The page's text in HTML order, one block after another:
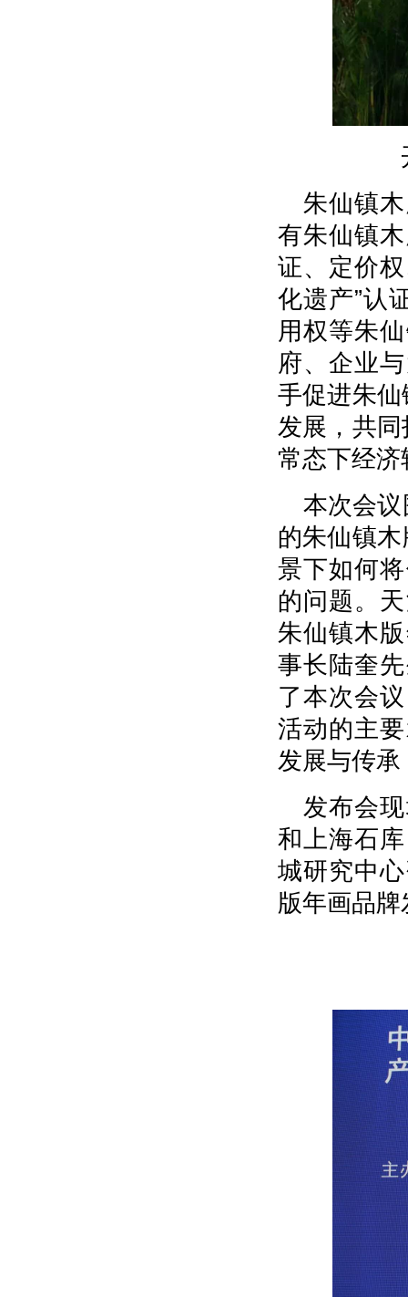
朱仙镇
有朱仙镇
证、定价
化遗产”认
用权等朱
府、企业
手促进朱仙
发展，共
常态下经
本次会议
的朱仙镇
景下如何
的问题。
朱仙镇木
事长陆奎
了本次会
活动的主
发展与传
发布会
和上海石
城研究中
版年画品